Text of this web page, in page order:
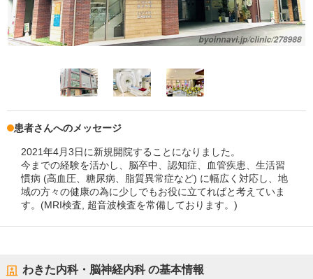
患者さんへのメッセージ
2021年4月3日に新規開院することになりました。
今までの経験を活かし、脳卒中、認知症、血管疾患、生活習
慣病 (高血圧、糖尿病、脂質異常症など) に幅広く対応し、地
域の方々の健康の為に少しでもお役に立てればと考えていま
す。(MRI検査, 超音波検査を常備しております。)
わきた内科・脳神経内科の基本情報